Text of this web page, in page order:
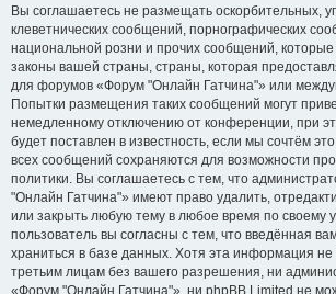
Вы соглашаетесь не размещать оскорбительных,
клеветнических сообщений, порнографических
национальной розни и прочих сообщений, которые
законы вашей страны, страны, которая
для форумов «Форум "Онлайн Гатчина"» или
Попытки размещения таких сообщений могут
немедленному отключению от конференции, при
будет поставлен в известность, если мы сочтём
всех сообщений сохраняются для возможности
политики. Вы соглашаетесь с тем, что
"Онлайн Гатчина"» имеют право удалить,
или закрыть любую тему в любое время по своему
пользователь вы согласны с тем, что введённая
храниться в базе данных. Хотя эта информация не
третьим лицам без вашего разрешения, ни
«Форум "Онлайн Гатчина"», ни phpBB Limited не